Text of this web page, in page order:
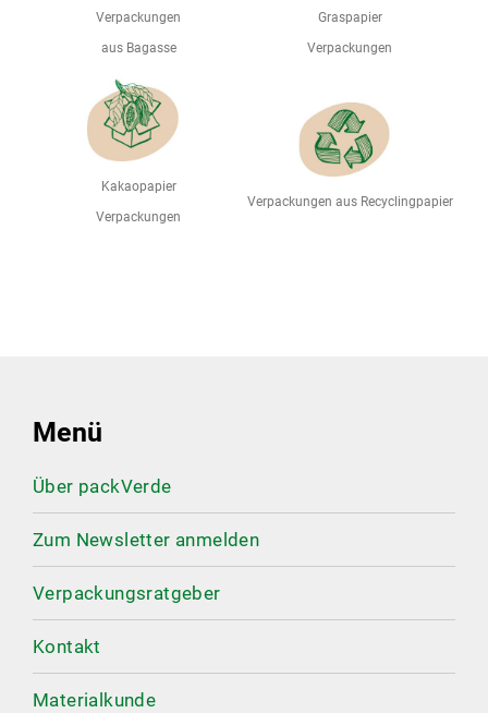
Verpackungen
aus Bagasse
Graspapier
Verpackungen
Kakaopapier
Verpackungen
Verpackungen aus Recyclingpapier
Menü
Über packVerde
Zum Newsletter anmelden
Verpackungsratgeber
Kontakt
Materialkunde